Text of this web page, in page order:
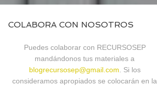
COLABORA CON NOSOTROS
Puedes colaborar con RECURSOSEP
mandándonos tus materiales a
blogrecursosep@gmail.com . Si los
consideramos apropiados se colocarán en la